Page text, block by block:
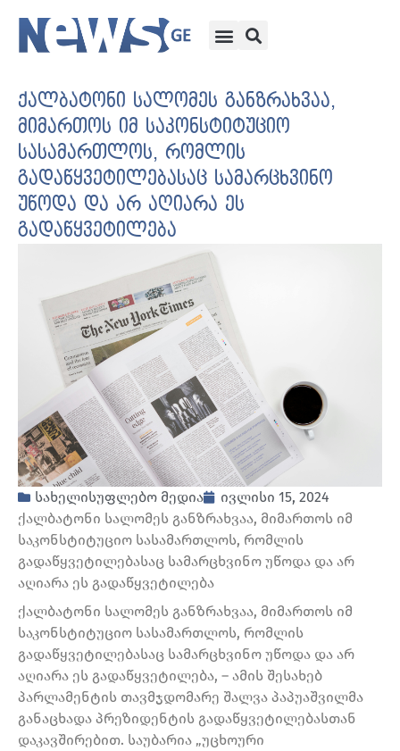
ქალბატონი სალომეს განზრახვაა,
მიმართოს იმ საკონსტიტუციო
სასამართლოს, რომლის
გადაწყვეტილებასაც სამარცხვინო
უწოდა და არ აღიარა ეს
გადაწყვეტილება
სახელისუფლებო მედია
ივლისი 15, 2024
ქალბატონი სალომეს განზრახვაა, მიმართოს იმ
საკონსტიტუციო სასამართლოს, რომლის
გადაწყვეტილებასაც სამარცხვინო უწოდა და არ
აღიარა ეს გადაწყვეტილება
ქალბატონი სალომეს განზრახვაა, მიმართოს იმ
საკონსტიტუციო სასამართლოს, რომლის
გადაწყვეტილებასაც სამარცხვინო უწოდა და არ
აღიარა ეს გადაწყვეტილება, – ამის შესახებ
პარლამენტის თავმჯდომარე შალვა პაპუაშვილმა
განაცხადა პრეზიდენტის გადაწყვეტილებასთან
დაკავშირებით. საუბარია „უცხოური